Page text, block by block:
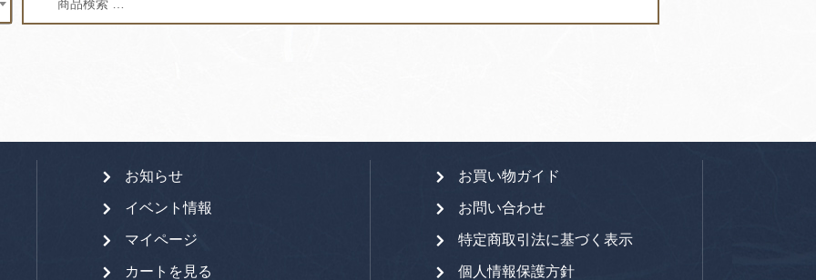
お知らせ
イベント情報
マイページ
カートを見る
お買い物ガイド
お問い合わせ
特定商取引法に基づく表示
個人情報保護方針